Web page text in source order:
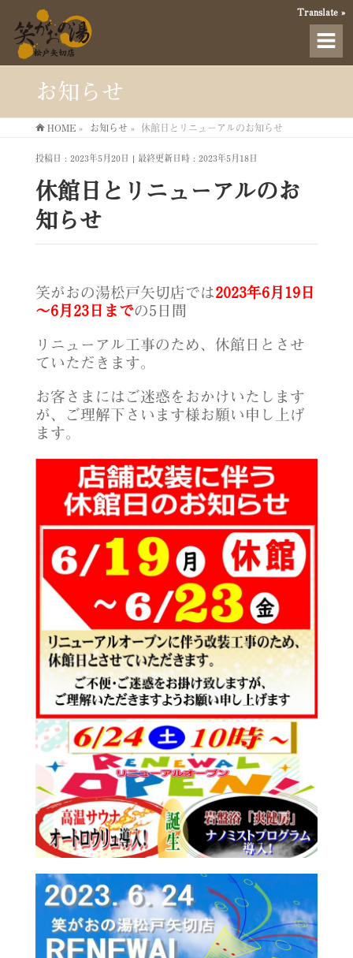
お知らせ
HOME » お知らせ » 休館日とリニューアルのお知らせ
投稿日 : 2023年5月20日 最終更新日時 : 2023年5月18日
休館日とリニューアルのお
知らせ
笑がおの湯松戸矢切店では2023年6月19日
～6月23日までの5日間
リニューアル工事のため、休館日とさせ
ていただきます。
お客さまにはご迷惑をおかけいたします
が、ご理解下さいます様お願い申し上げ
ます。
Translate »